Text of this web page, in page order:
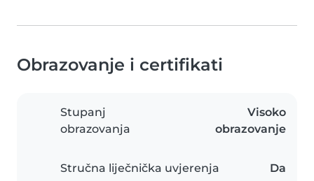
Obrazovanje i certifikati
Stupanj
obrazovanja
Visoko
obrazovanje
Stručna liječnička uvjerenja Da